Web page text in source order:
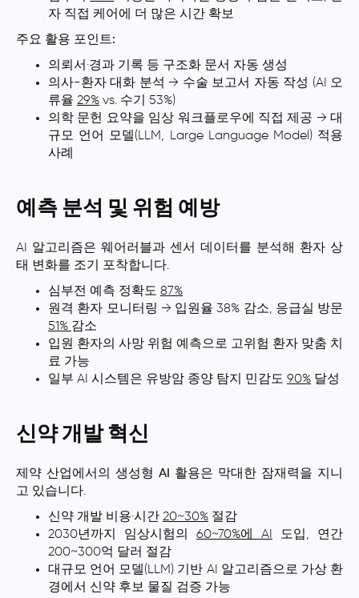
자 직접 케어에 더 많은 시간 확보
주요 활용 포인트:
의뢰서·경과 기록 등 구조화 문서 자동 생성
의사-환자 대화 분석 → 수술 보고서 자동 작성 (AI 오
류율 29% vs. 수기 53%)
의학 문헌 요약을 임상 워크플로우에 직접 제공 → 대
규모 언어 모델(LLM, Large Language Model) 적용
사례
예측 분석 및 위험 예방
AI 알고리즘은 웨어러블과 센서 데이터를 분석해 환자 상
태 변화를 조기 포착합니다.
심부전 예측 정확도 87%
원격 환자 모니터링 → 입원율 38% 감소, 응급실 방문
51% 감소
입원 환자의 사망 위험 예측으로 고위험 환자 맞춤 치
료 가능
일부 AI 시스템은 유방암 종양 탐지 민감도 90% 달성
신약 개발 혁신
제약 산업에서의 생성형 AI
활용은 막대한 잠재력을 지니
고 있습니다.
신약 개발 비용·시간 20~30% 절감
2030년까지 임상시험의 60~70%에 AI
도입, 연간
200~300억 달러 절감
대규모 언어 모델(LLM) 기반 AI 알고리즘으로 가상 환
경에서 신약 후보 물질 검증 가능